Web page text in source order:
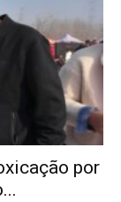
por